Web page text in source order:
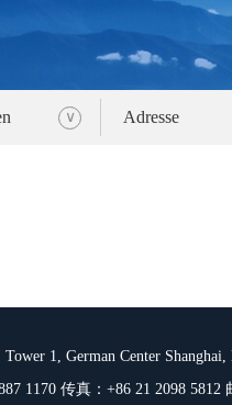
Adresse
1, German Center
1170 传真：+86 21 2098 5812